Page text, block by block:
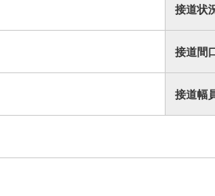
接道状
接道間
接道幅